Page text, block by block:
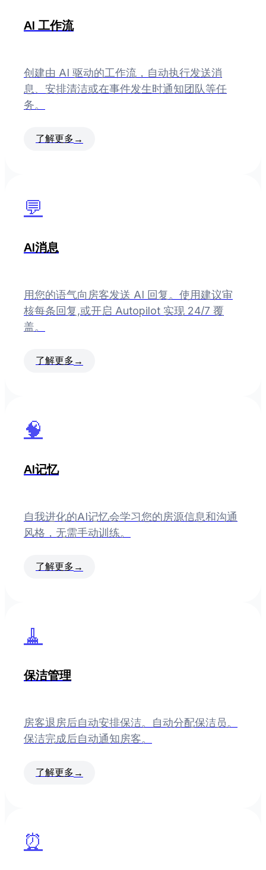
AI 工作流
创建由 AI 驱动的工作流，自动执行发送消
息、安排清洁或在事件发生时通知团队等任
务。
了解更多 →
💬
AI消息
用您的语气向房客发送 AI 回复。使用建议审
核每条回复,或开启 Autopilot 实现 24/7 覆
盖。
了解更多 →
🧠
AI记忆
自我进化的AI记忆会学习您的房源信息和沟通
风格，无需手动训练。
了解更多 →
🧹
保洁管理
房客退房后自动安排保洁。自动分配保洁员。
保洁完成后自动通知房客。
了解更多 →
⏰